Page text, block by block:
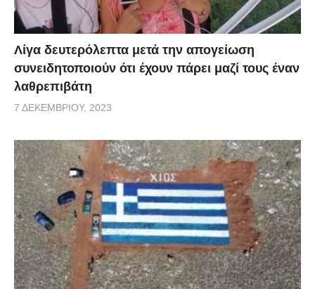
Λίγα δευτερόλεπτα μετά την απογείωση
συνειδητοποιούν ότι έχουν πάρει μαζί τους έναν
λαθρεπιβάτη
7 ΔΕΚΕΜΒΡΊΟΥ, 2023